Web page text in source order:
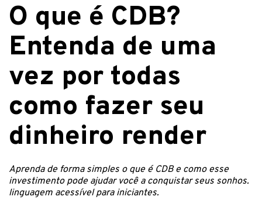
​O que é CDB?
Entenda de uma
vez por todas
como fazer seu
dinheiro render
Aprenda de forma simples o que é CDB e como esse
investimento pode ajudar você a conquistar seus sonhos.
linguagem acessível para iniciantes.